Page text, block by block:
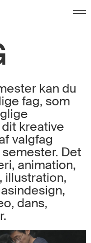
kan du
fag, som
kreative
valgfag
Det
animation,
illustration,
dans,